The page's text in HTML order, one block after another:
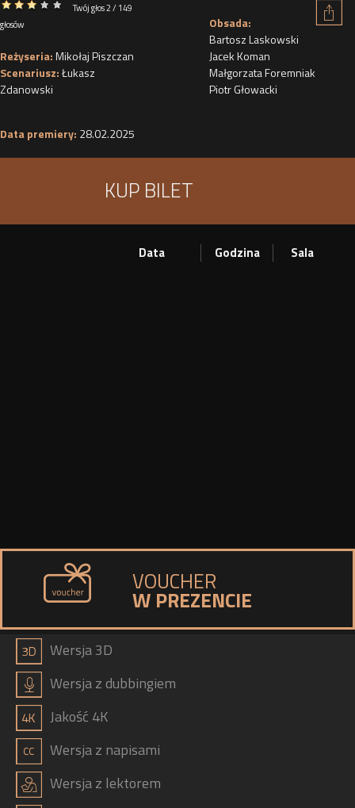
Twój głos 2 / 149
głosów
Reżyseria:Mikołaj Piszczan
Scenariusz:Łukasz
Zdanowski
Data premiery: 28.02.2025
Obsada:
Bartosz Laskowski
Jacek Koman
Małgorzata Foremniak
Piotr Głowacki
KUP BILET
Data Godzina Sala
VOUCHER
W PREZENCIE
a Wersja 3D
h Wersja z dubbingiem
b Jakość 4K
g Wersja z napisami
j Wersja z lektorem